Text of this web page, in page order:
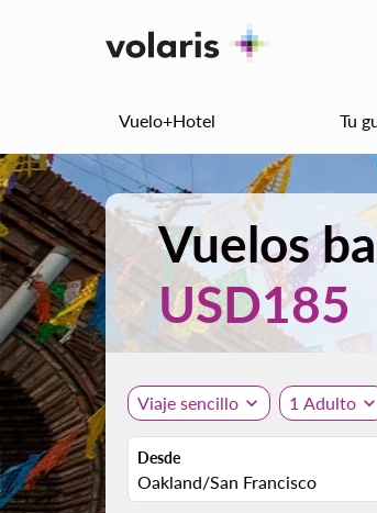
Vuelo+Hotel Tu
Vuelos
USD185
Viaje sencillo expand_more 1 Adulto expand_more
Desde